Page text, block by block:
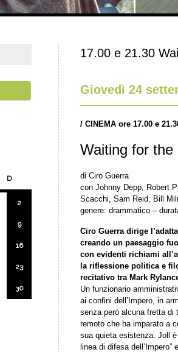
17.00 e 21.30
Giovedì 24
/ CINEMA ore 17.00 e
Waiting for the
di Ciro Guerra
con Johnny Depp, Robert
Scacchi, Sam Reid, Bill
genere: drammatico –
Ciro Guerra dirige
creando un paesaggio
con evidenti richiami
la riflessione politica e
recitativo tra Mark
Un funzionario
ai confini dell’Impero, in
senza però alcuna fretta di
remoto che ha imparato a
sua quieta esistenza: Joll
linea di difesa
D
2
9
16
23
30